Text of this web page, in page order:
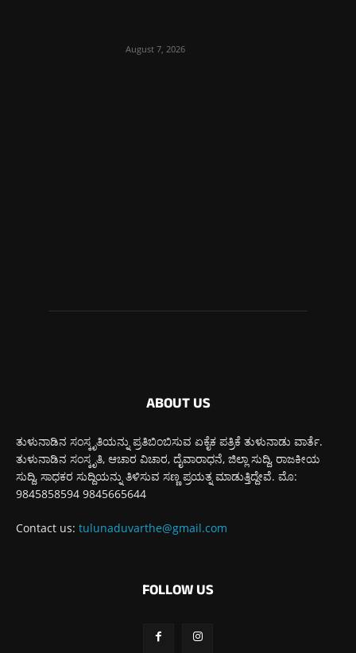
August 7, 2026
ABOUT US
ತುಳುನಾಡಿನ ಸಂಸ್ಕೃತಿಯನ್ನು ಪ್ರತಿಬಿಂಬಿಸುವ ಏಕೈಕ ಪತ್ರಿಕೆ ತುಳುನಾಡು ವಾರ್ತೆ.
ತುಳುನಾಡಿನ ಸಂಸ್ಕೃತಿ, ಆಚಾರ ವಿಚಾರ, ದೈವಾರಾಧನೆ, ಜಿಲ್ಲಾ ಸುದ್ದಿ, ರಾಜಕೀಯ
ಸುದ್ದಿ, ಸಾಧಕರ ಸುದ್ದಿಯನ್ನು ತಿಳಿಸುವ ಸಣ್ಣ ಪ್ರಯತ್ನ ಮಾಡುತ್ತಿದ್ದೇವೆ. ಮೊ:
9845858594 9845665644
Contact us: tulunaduvarthe@gmail.com
FOLLOW US